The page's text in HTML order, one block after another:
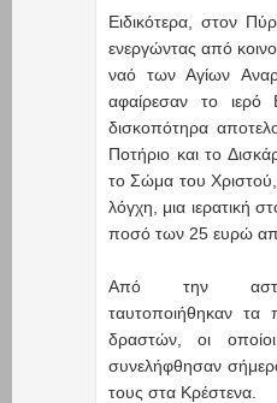
Ειδικότερα, στον
ενεργώντας από
ναό των Αγίων
αφαίρεσαν το ιερό
δισκοπότηρα
Ποτήριο και το
το Σώμα του Χριστού,
λόγχη, μια ιερατική
ποσό των 25 ευρώ
Από την
ταυτοποιήθηκαν τα
δραστών, οι
συνελήφθησαν
τους στα Κρέστενα.